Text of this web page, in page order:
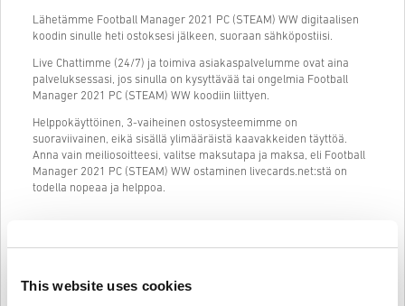
This website uses cookies
Lähetämme Football Manager 2021 PC (STEAM) WW digitaalisen
koodin sinulle heti ostoksesi jälkeen, suoraan sähköpostiisi.
Live Chattimme (24/7) ja toimiva asiakaspalvelumme ovat aina
palveluksessasi, jos sinulla on kysyttävää tai ongelmia Football
Manager 2021 PC (STEAM) WW koodiin liittyen.
Helppokäyttöinen, 3-vaiheinen ostosysteemimme on
suoraviivainen, eikä sisällä ylimääräistä kaavakkeiden täyttöä.
Anna vain meiliosoitteesi, valitse maksutapa ja maksa, eli Football
Manager 2021 PC (STEAM) WW ostaminen livecards.net:stä on
todella nopeaa ja helppoa.
Näin se toimii Livecards.netissä
Uusi Livecards.netissä? Digitaalisten koodien ostaminen on nopeaa
HUOM